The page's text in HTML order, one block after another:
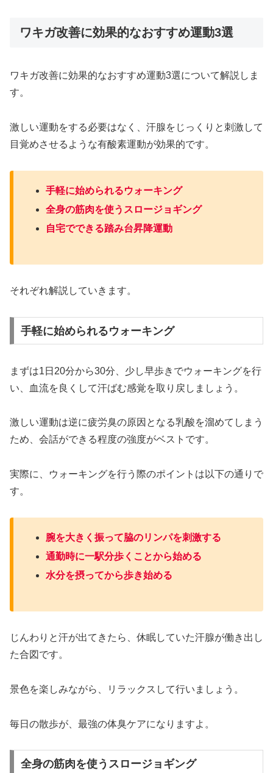
ワキガ改善に効果的なおすすめ運動3選
ワキガ改善に効果的なおすすめ運動3選について解説しま
す。
激しい運動をする必要はなく、汗腺をじっくりと刺激して
目覚めさせるような有酸素運動が効果的です。
手軽に始められるウォーキング
全身の筋肉を使うスロージョギング
自宅でできる踏み台昇降運動
それぞれ解説していきます。
手軽に始められるウォーキング
まずは1日20分から30分、少し早歩きでウォーキングを行
い、血流を良くして汗ばむ感覚を取り戻しましょう。
激しい運動は逆に疲労臭の原因となる乳酸を溜めてしまう
ため、会話ができる程度の強度がベストです。
実際に、ウォーキングを行う際のポイントは以下の通りで
す。
腕を大きく振って脇のリンパを刺激する
通勤時に一駅分歩くことから始める
水分を摂ってから歩き始める
じんわりと汗が出てきたら、休眠していた汗腺が働き出し
た合図です。
景色を楽しみながら、リラックスして行いましょう。
毎日の散歩が、最強の体臭ケアになりますよ。
全身の筋肉を使うスロージョギング